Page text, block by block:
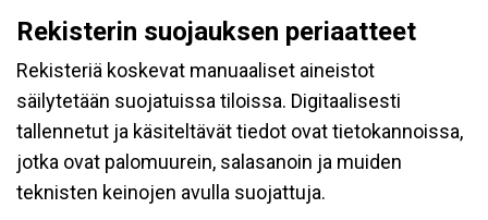
Rekisterin suojauksen periaatteet
Rekisteriä koskevat manuaaliset aineistot
säilytetään suojatuissa tiloissa. Digitaalisesti
tallennetut ja käsiteltävät tiedot ovat tietokannoissa,
jotka ovat palomuurein, salasanoin ja muiden
teknisten keinojen avulla suojattuja.